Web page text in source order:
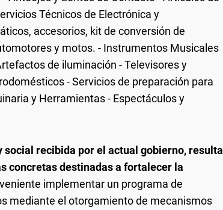
Técnicos de Electrónica y
accesorios, kit de conversión de
y motos. - Instrumentos Musicales
de iluminación - Televisores y
- Servicios de preparación para
y Herramientas - Espectáculos y
social recibida por el actual gobierno, resulta
concretas destinadas a fortalecer la
implementar un programa de
mediante el otorgamiento de mecanismos